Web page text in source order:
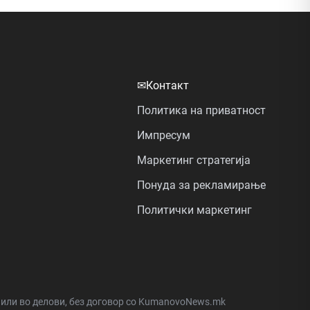
✉Контакт
Политика на приватност
Импресум
Маркетинг стратегија
Понуда за рекламирање
Политички маркетинг
во делови, без договор со KumanovoNews.mk